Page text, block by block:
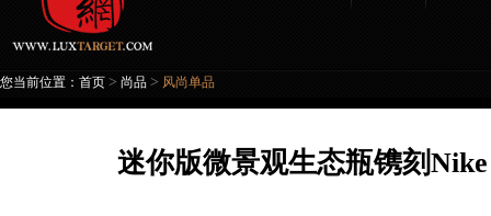
您当前位置： 首页 > 尚品 > 风尚单品
迷你版微景观生态瓶镌刻